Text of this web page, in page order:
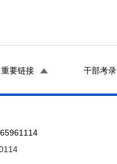
重要链接 干部考录